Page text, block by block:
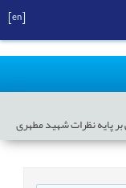
پایه نظرات شهید مطهری